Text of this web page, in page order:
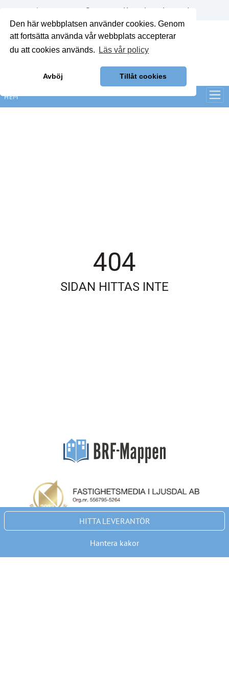
Den här webbplatsen använder cookies. Genom
att fortsätta använda vår webbplats accepterar
du att cookies används.
Läs vår policy
Avböj Tillåt cookies
Annonsera Om oss Kontakt Logga in
HEM
404
SIDAN HITTAS INTE
HITTA LEVERANTÖR
Hantera kakor